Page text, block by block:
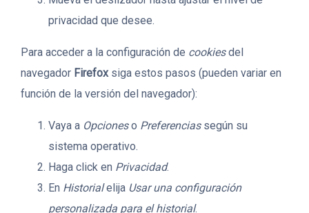
privacidad que desee.
Para acceder a la configuración de cookiesdel
navegador Firefoxsiga estos pasos (pueden variar en
función de la versión del navegador):
Vaya a Opcioneso Preferenciassegún su
sistema operativo.
Haga click en Privacidad.
En Historialelija Usar una configuración
personalizada para el historial.